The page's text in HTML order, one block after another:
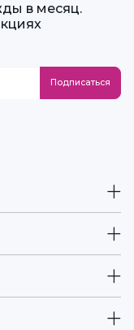
в месяц.